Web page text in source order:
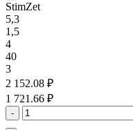
StimZet
5,3
1,5
4
40
3
2 152.08 ₽
1 721.66 ₽
-